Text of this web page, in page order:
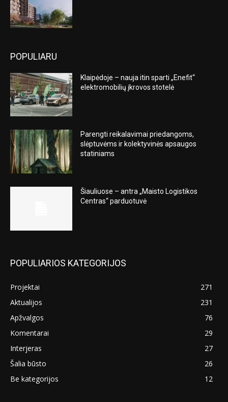
POPULIARU
Klaipėdoje – nauja itin sparti „Enefit“
elektromobilių įkrovos stotelė
Parengti reikalavimai priedangoms,
slėptuvėms ir kolektyvinės apsaugos
statiniams
Šiauliuose – antra „Maisto Logistikos
Centras“ parduotuvė
POPULIARIOS KATEGORIJOS
Projektai
271
Aktualijos
231
Apžvalgos
76
Komentarai
29
Interjeras
27
Šalia būsto
26
Be kategorijos
12